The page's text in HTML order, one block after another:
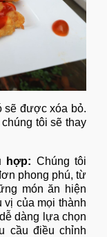
sẽ được xóa bỏ.
tôi sẽ thay
hợp: Chúng tôi
phong phú, từ
món ăn hiện
của mọi thành
dàng lựa chọn
cầu điều chỉnh